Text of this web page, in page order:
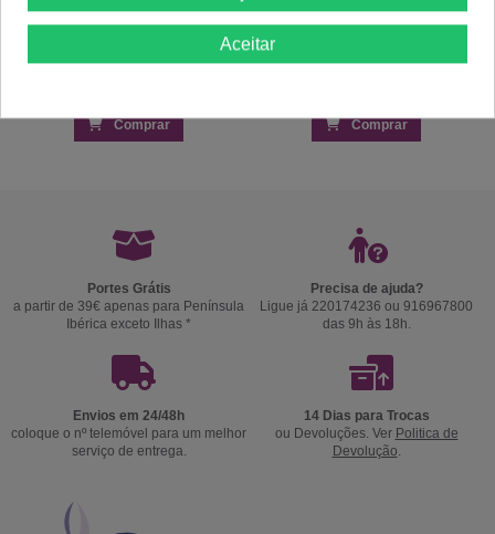
Comprar Comprar
Portes Grátis
a partir de 39€ apenas para Península
Ibérica exceto Ilhas *
Precisa de ajuda?
Ligue já 220174236 ou 916967800
das 9h às 18h.
Envios em 24/48h
coloque o nº telemóvel para um melhor
serviço de entrega.
14 Dias para Trocas
ou Devoluções. Ver Politica de
Devolução.
Aceitar